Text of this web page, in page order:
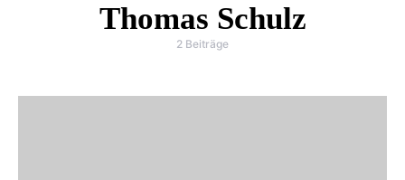
Thomas Schulz
2 Beiträge